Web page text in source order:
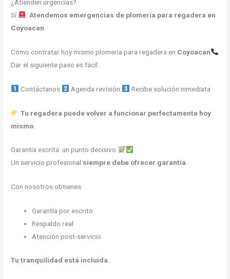
¿Atienden urgencias?
Sí
Atendemos emergencias de plomería para regadera en
Coyoacan
Cómo contratar hoy mismo plomería para regadera en Coyoacan
Dar el siguiente paso es fácil:
Contáctanos Agenda revisión Recibe solución inmediata
Tu regadera puede volver a funcionar perfectamente hoy
mismo.
Garantía escrita: un punto decisivo
Un servicio profesional siempre debe ofrecer garantía.
Con nosotros obtienes:
Garantía por escrito
Respaldo real
Atención post-servicio
Tu tranquilidad está incluida.